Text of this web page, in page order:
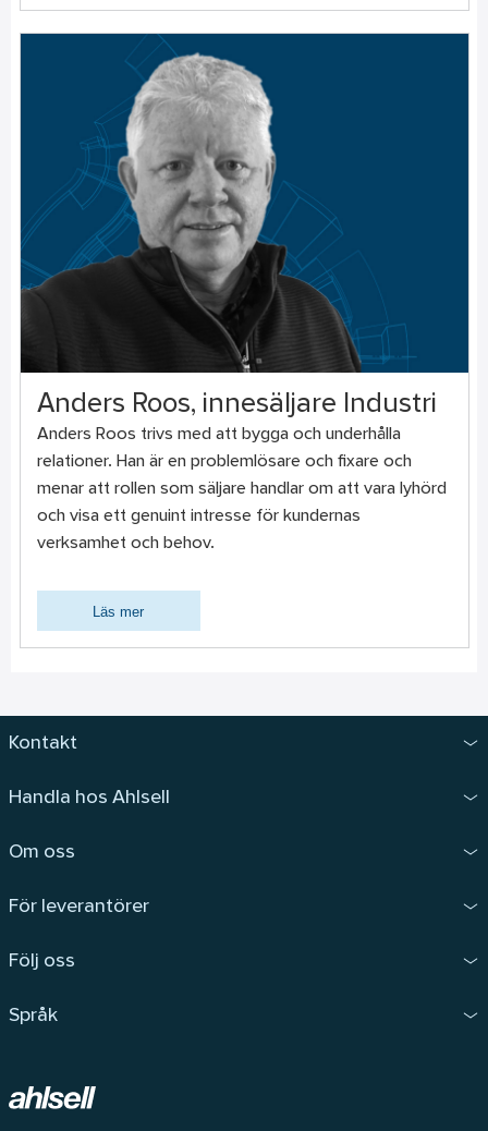
Anders Roos, innesäljare Industri
Anders Roos trivs med att bygga och underhålla
relationer. Han är en problemlösare och fixare och
menar att rollen som säljare handlar om att vara lyhörd
och visa ett genuint intresse för kundernas
verksamhet och behov.
Läs mer
Kontakt
Handla hos Ahlsell
Om oss
För leverantörer
Följ oss
Språk